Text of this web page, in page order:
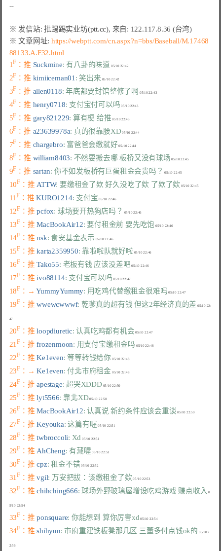
※ 发信站: 批踢踢实业坊(ptt.cc), 来自: 122.117.8.36 (台湾)
※ 文章网址: https://webptt.com/cn.aspx?n=bbs/Baseball/M.17468
88133.A.F32.html
1F ：推 Suckmine: 有八卦的味道
2F ：推 kimiiceman01 : 笑出来
3F ：推 allen0118: 年底都要封馆整修了啊 05/10 22:43
4F ：推 henry0718: 支付宝付可以吗
5F ：推 gary821229: 算有梗 给推
6F ：推 a23639978a: 真的很靠腰XD 05/10 22:44
7F ：推 chargebro: 富爸爸会缴就好
8F ：推 william8403: 不然要搬去哪 板桥又没有球场
9F ：推 sartan: 你不如发板桥有巨蛋租金会贵吗？ 05/10 22:45
10F ：推 ATTW: 要缴租金了欸 好久没吃了欸 了欸了欸 05/10 22:45
11F ：推 KURO1214: 支付宝 05/10 22:46
12F ：推 pcfox: 球场要开热狗店吗？
13F ：推 MacBookAir12: 要付租金前 要先吃饱 05/10 22:46
14F ：推 nsk: 食安基金表示 05/10 22:46
15F ：推 karta2359950: 靠啦啦队就好啦
16F ：推 Tako55: 老板有钱 应该没差吧 05/10 22:46
17F ：推 ivo88114: 支付宝可以吗
18F ：→ YummyYummy: 用吃鸡代替缴租金很难吗 05/10 22:47
19F ：推 wwewcwwwf: 乾爹真的超有钱 但这2年经济真的差 05/10 22:
20F ：推 loopdiuretic: 认真吃鸡都有机会 05/10 22:47
21F ：推 frozenmoon: 用支付宝缴租金吗 05/10 22:48
22F ：推 Ke1even: 等等转钱给你 05/10 22:48
23F ：→ Ke1even: 付北市府租金 05/10 22:48
24F ：推 apestage: 超哭XDDD
25F ：推 lyt5566: 靠北XD 05/10 22:50
26F ：推 MacBookAir12: 认真说 新约条件应该会重谈 05/10 22:50
27F ：推 Keyouka: 这篇有喔
28F ：推 twbroccoli: Xd
29F ：推 AhCheng: 有藏喔
30F ：推 cpz: 租金不错
31F ：推 vgil: 万安把拔：该缴租金了欸 05/10 22:53
32F ：推 chihching666: 球场外野玻璃屋增设吃鸡游戏 赚点收入 0
5/10 22:54
33F ：推 ponsquare: 你能想到 算你厉害xd 05/10 22:54
34F ：推 shihyun: 市府重建铁板凳那几区 三董多付点钱ok的 05/10 2
2:56